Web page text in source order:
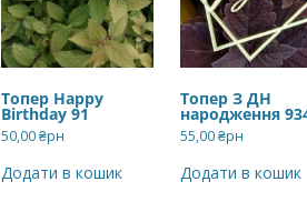
Топер Happy
Birthday 91
50,00₴рн
Додати в кошик
Топер З ДН
народження
55,00₴рн
Додати в кошик